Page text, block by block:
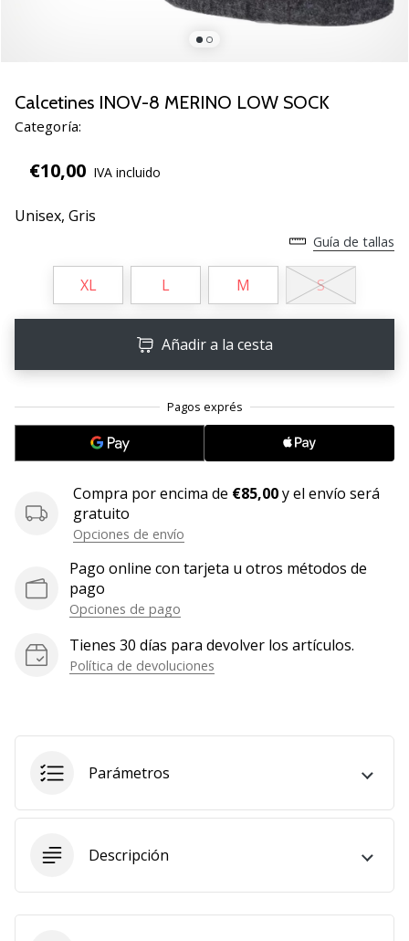
Accelerate
SQD
Descubre
actualizaciones
25. 11. 2024
en
embajador
Weplayhandball!
consideras
un
queremos
en
nuestro
equipo!
todos
los
artículos
Calcetines INOV-8 MERINO LOW SOCK
Categoría:
€10,00 IVA incluido
Unisex, Gris
Guía de tallas
XL L M S
Añadir a la cesta
Compra por encima de €85,00y el envío será
gratuito
Opciones de envío
Pago online con tarjeta u otros métodos de
pago
Opciones de pago
Tienes 30 días para devolver los artículos.
Política de devoluciones
Parámetros
Descripción